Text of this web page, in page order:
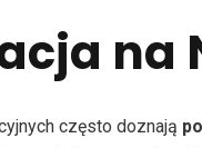
na
często doznają